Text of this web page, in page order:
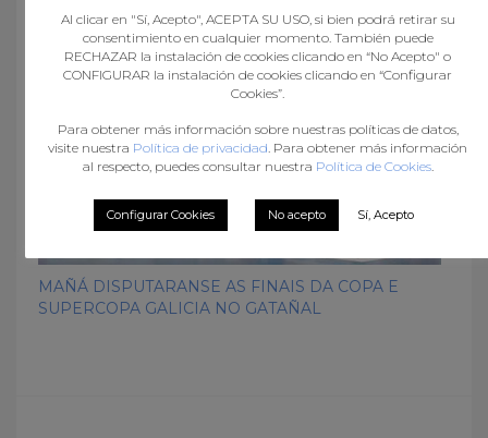
MAÑÁ DISPUTARANSE AS FINAIS DA COPA E
SUPERCOPA GALICIA NO GATAÑAL
Al clicar en "Sí, Acepto", ACEPTA SU USO, si bien podrá retirar su
consentimiento en cualquier momento. También puede
RECHAZAR la instalación de cookies clicando en “No Acepto" o
CONFIGURAR la instalación de cookies clicando en “Configurar
Cookies”.
Para obtener más información sobre nuestras políticas de datos,
visite nuestra Política de privacidad. Para obtener más información
al respecto, puedes consultar nuestra Política de Cookies.
Configurar Cookies No acepto Sí, Acepto